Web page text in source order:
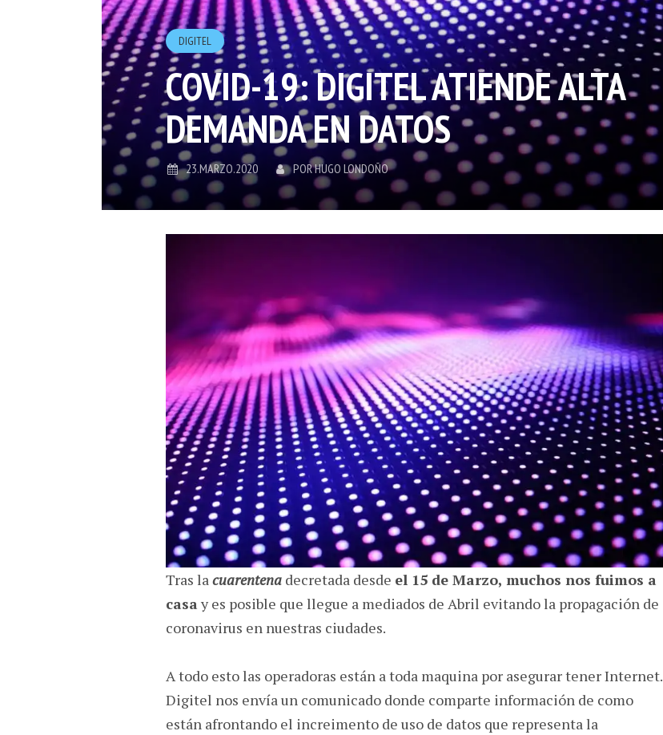
DIGITEL
COVID-19: DIGITEL ATIENDE ALTA
DEMANDA EN DATOS
23.MARZO.2020 PORHUGO LONDOÑO
Tras la cuarentena decretada desde el 15 de Marzo, muchos nos fuimos a
casa y es posible que llegue a mediados de Abril evitando la propagación de
coronavirus en nuestras ciudades.
A todo esto las operadoras están a toda maquina por asegurar tener Internet.
Digitel nos envía un comunicado donde comparte información de como
están afrontando el increimento de uso de datos que representa la